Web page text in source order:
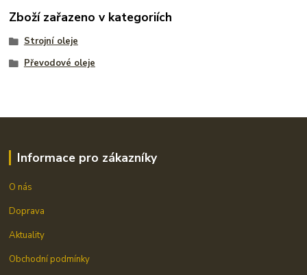
Zboží zařazeno v kategoriích
Strojní oleje
Převodové oleje
Informace pro zákazníky
O nás
Doprava
Aktuality
Obchodní podmínky